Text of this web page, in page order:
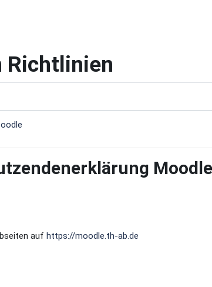
Richtlinien
Moodle
auf https://moodle.th-ab.de